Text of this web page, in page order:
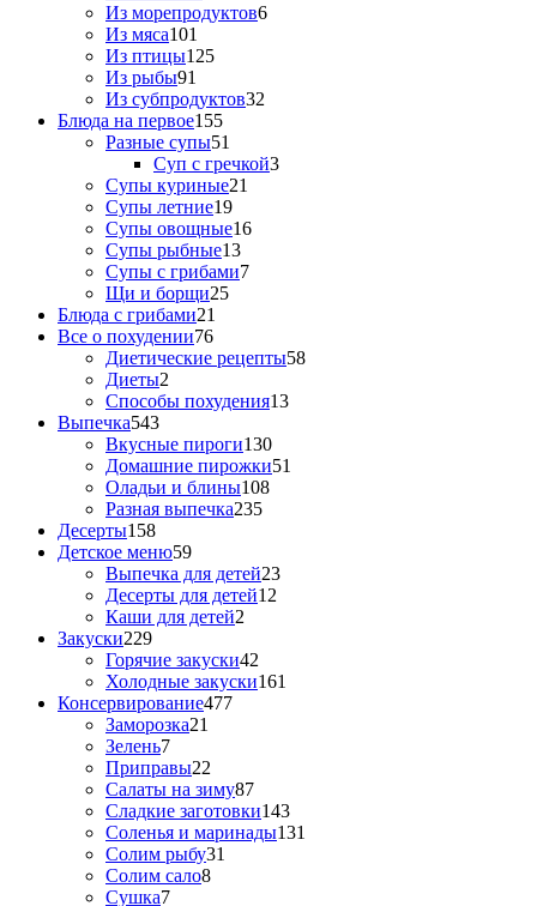
Из морепродуктов6
Из мяса101
Из птицы125
Из рыбы91
Из субпродуктов32
Блюда на первое155
Разные супы51
Суп с гречкой3
Супы куриные21
Супы летние19
Супы овощные16
Супы рыбные13
Супы с грибами7
Щи и борщи25
Блюда с грибами21
Все о похудении76
Диетические рецепты58
Диеты2
Способы похудения13
Выпечка543
Вкусные пироги130
Домашние пирожки51
Оладьи и блины108
Разная выпечка235
Десерты158
Детское меню59
Выпечка для детей23
Десерты для детей12
Каши для детей2
Закуски229
Горячие закуски42
Холодные закуски161
Консервирование477
Заморозка21
Зелень7
Приправы22
Салаты на зиму87
Сладкие заготовки143
Соленья и маринады131
Солим рыбу31
Солим сало8
Сушка7